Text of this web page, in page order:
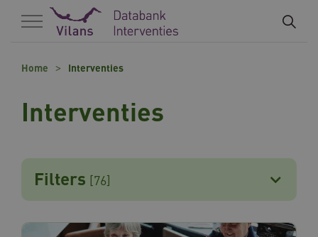
Naar hoofdinhoud
Naar footer
Home Interventies
Interventies
Filters [76]